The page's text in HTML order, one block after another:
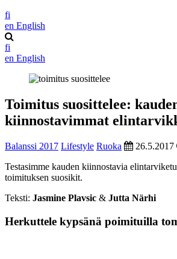
fi
en English
fi
en English
Toimitus suosittelee:
kiinnostavimmat
Balanssi 2017 Lifestyle Ruoka 26.5.2017
Testasimme kauden kiinnostavia
toimituksen suosikit.
Teksti: Jasmine Plavsic & Jutta Närhi
Herkuttele kypsänä poimituilla